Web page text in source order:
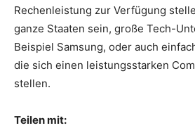
Rechenleistung zur Verfügung
ganze Staaten sein, große Tech-
Beispiel Samsung, oder auch
die sich einen leistungsstarken
stellen.
Teilen mit: